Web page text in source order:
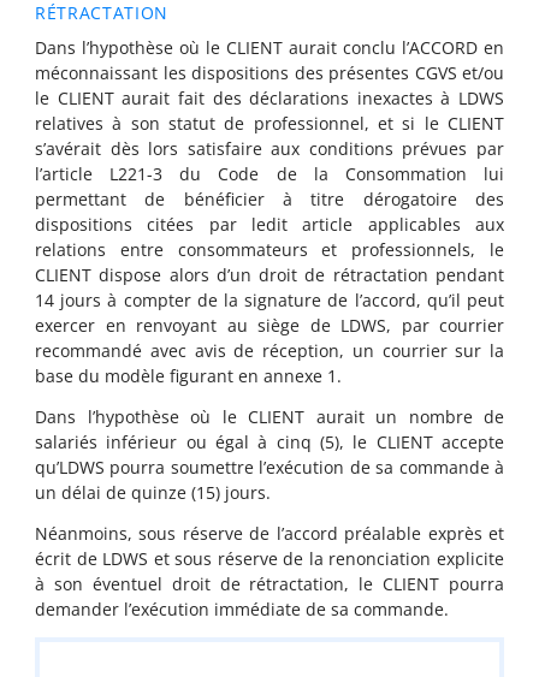
RÉTRACTATION
Dans l’hypothèse où le CLIENT aurait conclu l’ACCORD en
méconnaissant les dispositions des présentes CGVS et/ou
le CLIENT aurait fait des déclarations inexactes à LDWS
relatives à son statut de professionnel, et si le CLIENT
s’avérait dès lors satisfaire aux conditions prévues par
l’article L221-3 du Code de la Consommation lui
permettant de bénéficier à titre dérogatoire des
dispositions citées par ledit article applicables aux
relations entre consommateurs et professionnels, le
CLIENT dispose alors d’un droit de rétractation pendant
14 jours à compter de la signature de l’accord, qu’il peut
exercer en renvoyant au siège de LDWS, par courrier
recommandé avec avis de réception, un courrier sur la
base du modèle figurant en annexe 1.
Dans l’hypothèse où le CLIENT aurait un nombre de
salariés inférieur ou égal à cinq (5), le CLIENT accepte
qu’LDWS pourra soumettre l’exécution de sa commande à
un délai de quinze (15) jours.
Néanmoins, sous réserve de l’accord préalable exprès et
écrit de LDWS et sous réserve de la renonciation explicite
à son éventuel droit de rétractation, le CLIENT pourra
demander l’exécution immédiate de sa commande.